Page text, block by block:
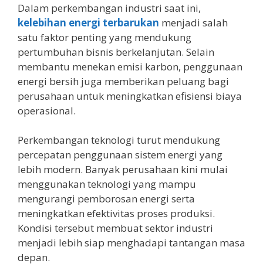
Dalam perkembangan industri saat ini,
kelebihan energi terbarukan menjadi salah
satu faktor penting yang mendukung
pertumbuhan bisnis berkelanjutan. Selain
membantu menekan emisi karbon, penggunaan
energi bersih juga memberikan peluang bagi
perusahaan untuk meningkatkan efisiensi biaya
operasional.
Perkembangan teknologi turut mendukung
percepatan penggunaan sistem energi yang
lebih modern. Banyak perusahaan kini mulai
menggunakan teknologi yang mampu
mengurangi pemborosan energi serta
meningkatkan efektivitas proses produksi.
Kondisi tersebut membuat sektor industri
menjadi lebih siap menghadapi tantangan masa
depan.